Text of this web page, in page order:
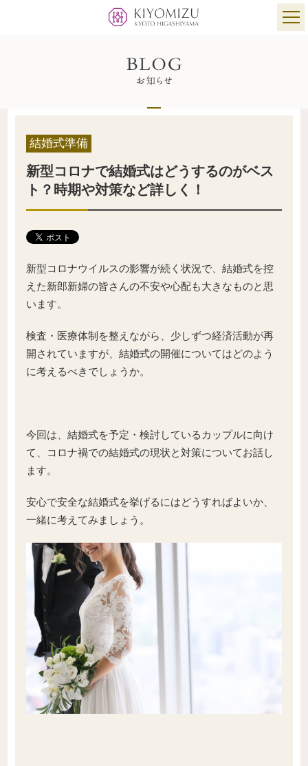
結婚式準備
新型コロナで結婚式はどうするのがベス
ト？時期や対策など詳しく！
新型コロナウイルスの影響が続く状況で、結婚式を控
えた新郎新婦の皆さんの不安や心配も大きなものと思
います。
検査・医療体制を整えながら、少しずつ経済活動が再
開されていますが、結婚式の開催についてはどのよう
に考えるべきでしょうか。
今回は、結婚式を予定・検討しているカップルに向け
て、コロナ禍での結婚式の現状と対策についてお話し
ます。
安心で安全な結婚式を挙げるにはどうすればよいか、
一緒に考えてみましょう。